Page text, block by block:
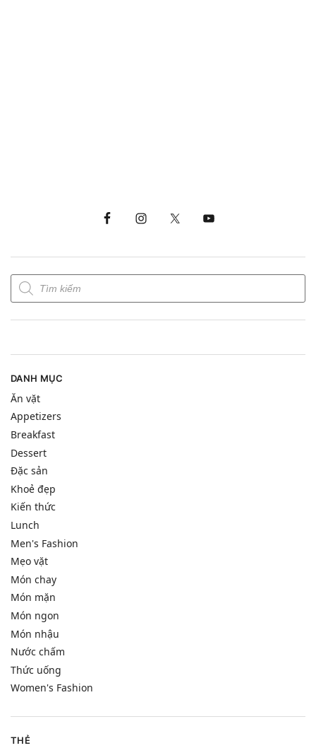
DANH MỤC
Ăn vặt
Appetizers
Breakfast
Dessert
Đặc sản
Khoẻ đẹp
Kiến thức
Lunch
Men's Fashion
Mẹo vặt
Món chay
Món mặn
Món ngon
Món nhậu
Nước chấm
Thức uống
Women's Fashion
THẺ